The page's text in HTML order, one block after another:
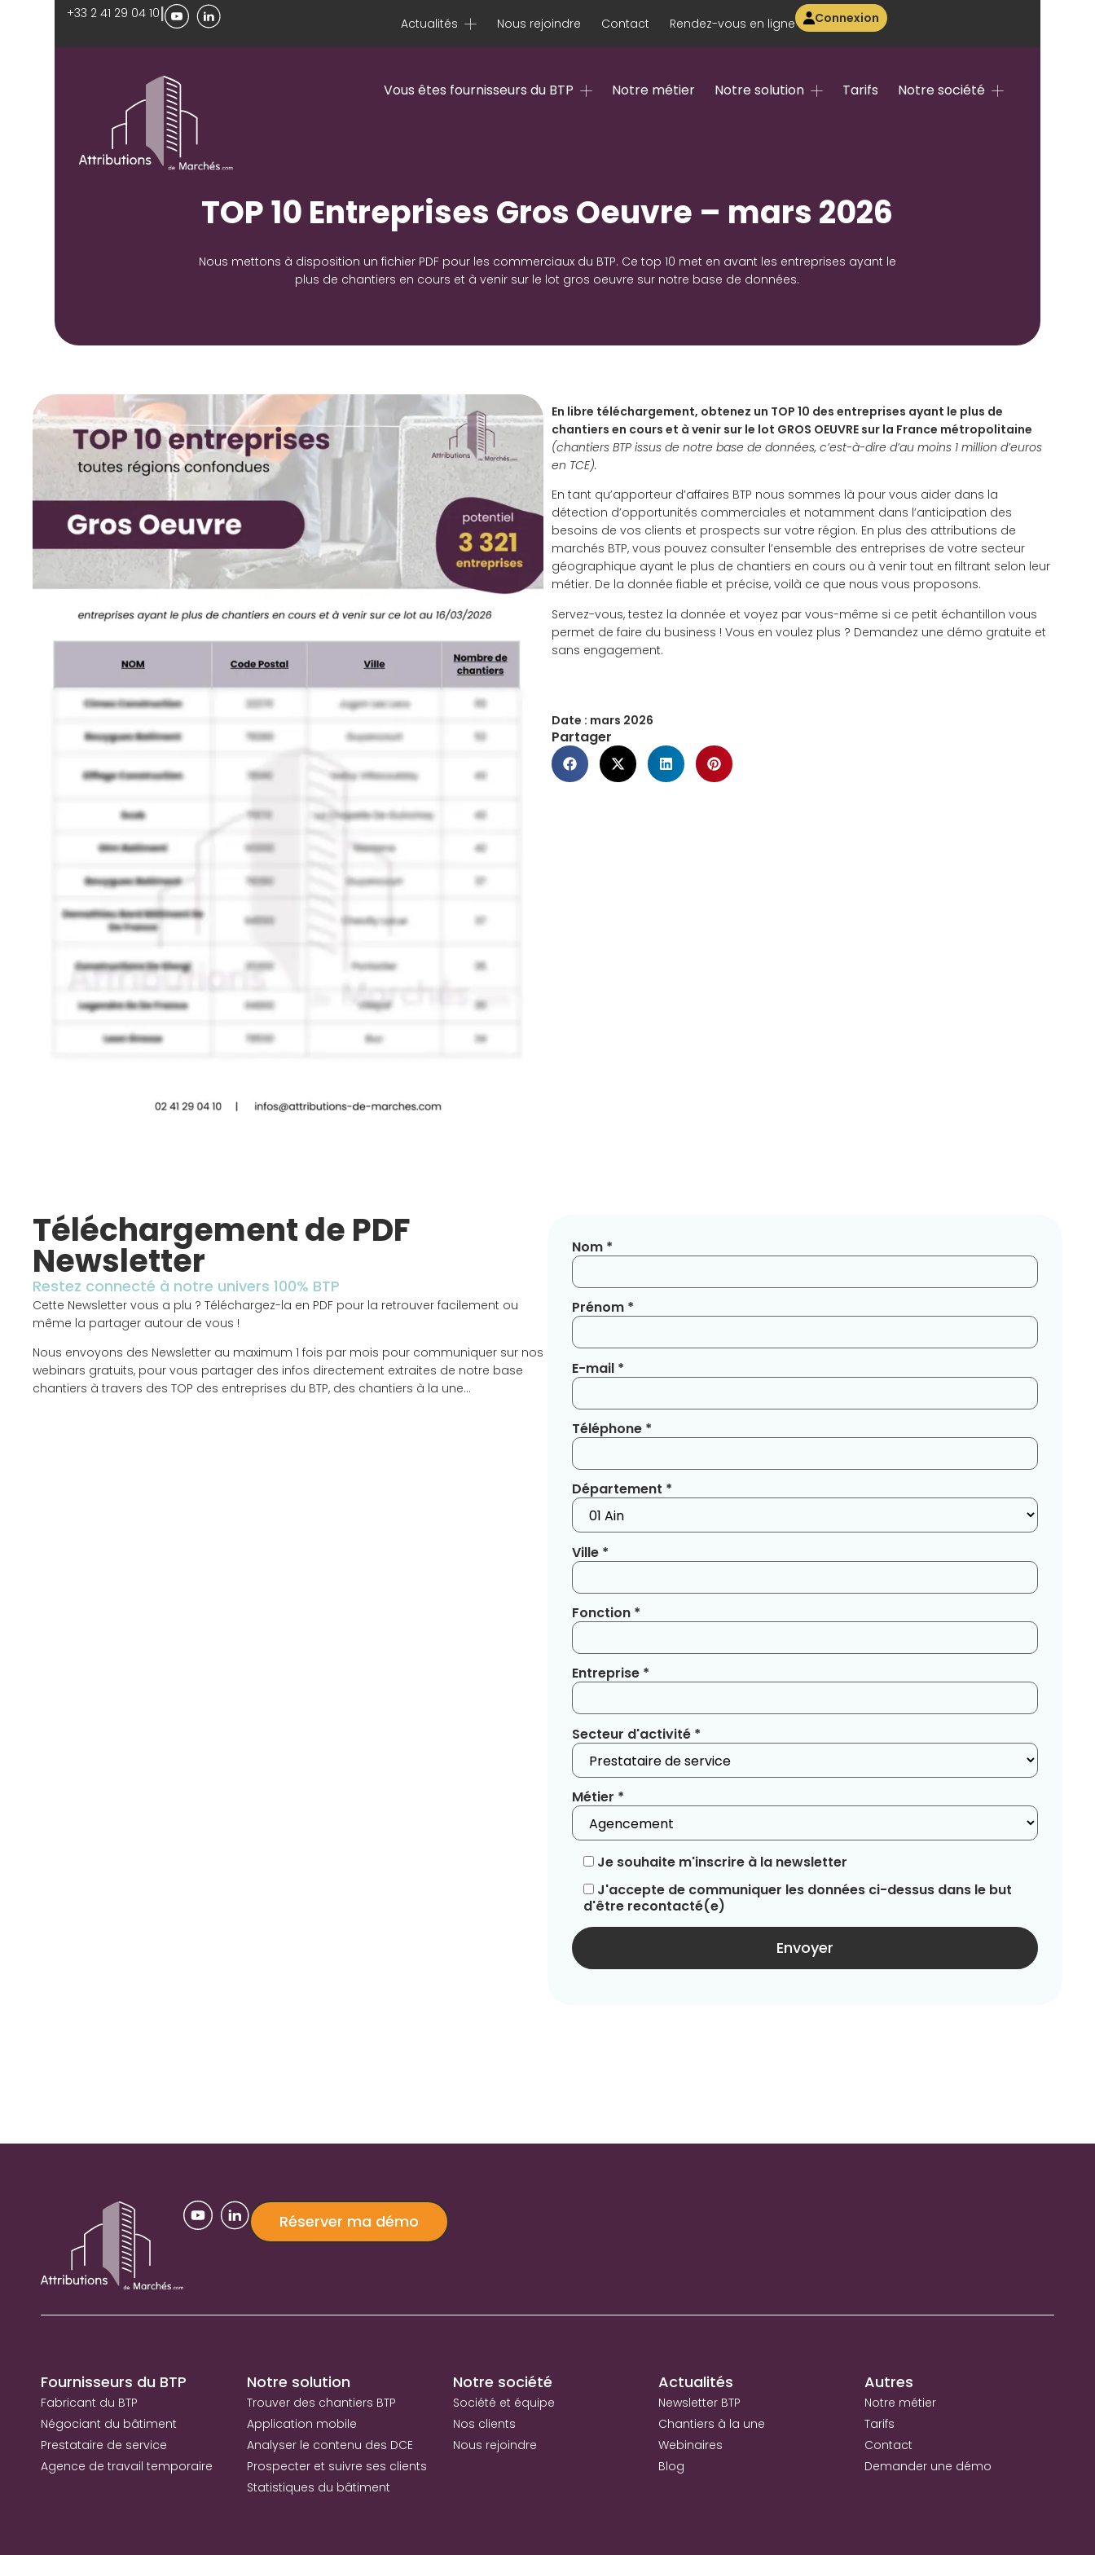
+33 2 41 29 04 10| Actualités Nous rejoindre Contact Rendez-vous en ligne Connexion
Vous êtes fournisseurs du BTP Notre métier Notre solution Tarifs Notre société
TOP 10 Entreprises Gros Oeuvre – mars 2026
Nous mettons à disposition un fichier PDF pour les commerciaux du BTP. Ce top 10 met en avant les entreprises ayant le
plus de chantiers en cours et à venir sur le lot gros oeuvre sur notre base de données.
En libre téléchargement, obtenez un TOP 10 des entreprises ayant le plus de
chantiers en cours et à venir sur le lot GROS OEUVRE sur la France métropolitaine
(chantiers BTP issus de notre base de données, c’est-à-dire d’au moins 1 million d’euros
en TCE).
En tant qu’apporteur d’affaires BTP nous sommes là pour vous aider dans la
détection d’opportunités commerciales et notamment dans l’anticipation des
besoins de vos clients et prospects sur votre région. En plus des attributions de
marchés BTP, vous pouvez consulter l’ensemble des entreprises de votre secteur
géographique ayant le plus de chantiers en cours ou à venir tout en filtrant selon leur
métier. De la donnée fiable et précise, voilà ce que nous vous proposons.
Servez-vous, testez la donnée et voyez par vous-même si ce petit échantillon vous
permet de faire du business ! Vous en voulez plus ? Demandez une démo gratuite et
sans engagement.
Date : mars 2026
Partager
Téléchargement de PDF
Newsletter
Restez connecté à notre univers 100% BTP
Cette Newsletter vous a plu ? Téléchargez-la en PDF pour la retrouver facilement ou
même la partager autour de vous !
Nous envoyons des Newsletter au maximum 1 fois par mois pour communiquer sur nos
webinars gratuits, pour vous partager des infos directement extraites de notre base
chantiers à travers des TOP des entreprises du BTP, des chantiers à la une…
Nom *
Prénom *
E-mail *
Téléphone *
Département *
Ville *
Fonction *
Entreprise *
Secteur d'activité *
Métier *
Je souhaite m'inscrire à la newsletter
J'accepte de communiquer les données ci-dessus dans le but
d'être recontacté(e)
Réserver ma démo
Fournisseurs du BTP
Fabricant du BTP
Négociant du bâtiment
Prestataire de service
Agence de travail temporaire
Notre solution
Trouver des chantiers BTP
Application mobile
Analyser le contenu des DCE
Prospecter et suivre ses clients
Statistiques du bâtiment
Notre société
Société et équipe
Nos clients
Nous rejoindre
Actualités
Newsletter BTP
Chantiers à la une
Webinaires
Blog
Autres
Notre métier
Tarifs
Contact
Demander une démo